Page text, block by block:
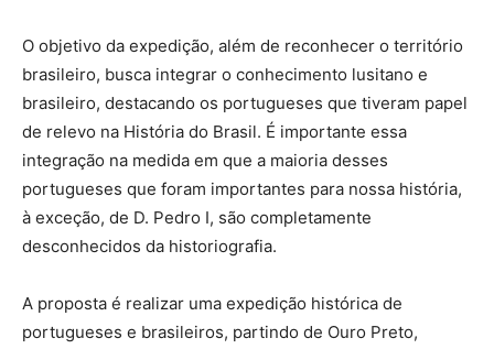
O objetivo da expedição, além de reconhecer o território
brasileiro, busca integrar o conhecimento lusitano e
brasileiro, destacando os portugueses que tiveram papel
de relevo na História do Brasil. É importante essa
integração na medida em que a maioria desses
portugueses que foram importantes para nossa história,
à exceção, de D. Pedro I, são completamente
desconhecidos da historiografia.
A proposta é realizar uma expedição histórica de
portugueses e brasileiros, partindo de Ouro Preto,